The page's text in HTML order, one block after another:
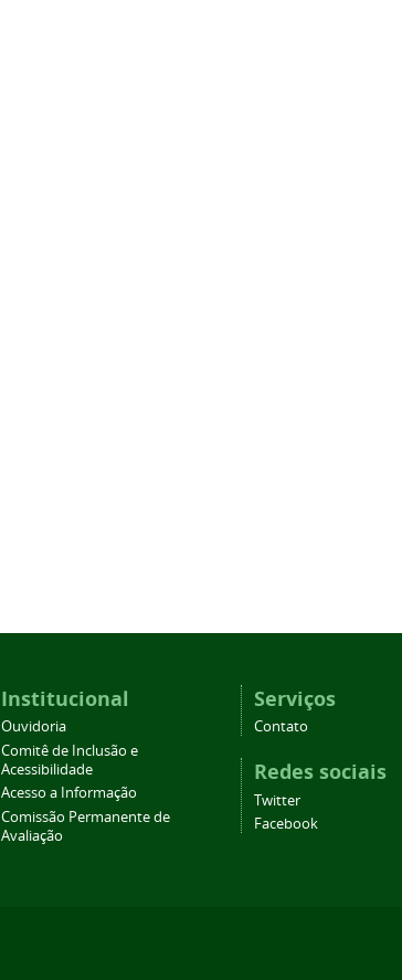
Institucional
Ouvidoria
Comitê de Inclusão e
Acessibilidade
Acesso a Informação
Comissão Permanente de
Avaliação
Serviços
Contato
Redes sociais
Twitter
Facebook